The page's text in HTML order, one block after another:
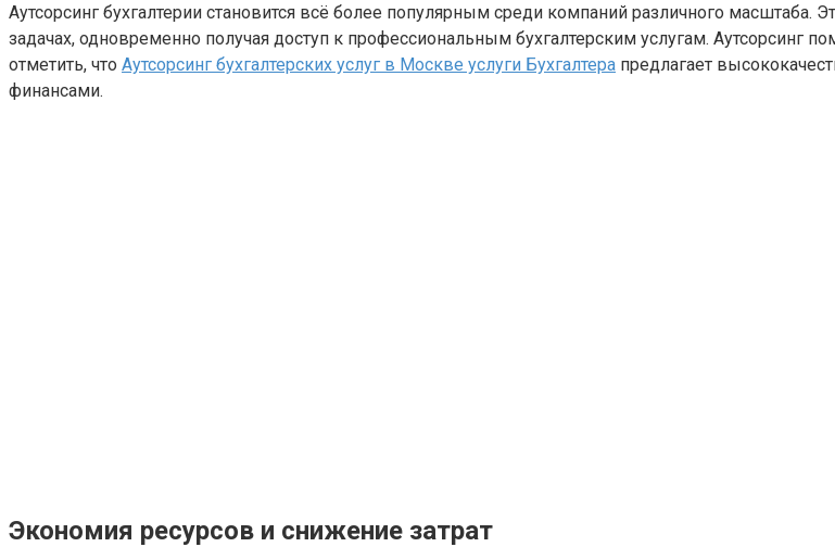
Аутсорсинг бухгалтерии становится всё более популярным среди компаний различного масштаба.
задачах, одновременно получая доступ к профессиональным бухгалтерским услугам. Аутсорсинг
отметить, что Аутсорсинг бухгалтерских услуг в Москве услуги Бухгалтера предлагает
финансами.
Экономия ресурсов и снижение затрат